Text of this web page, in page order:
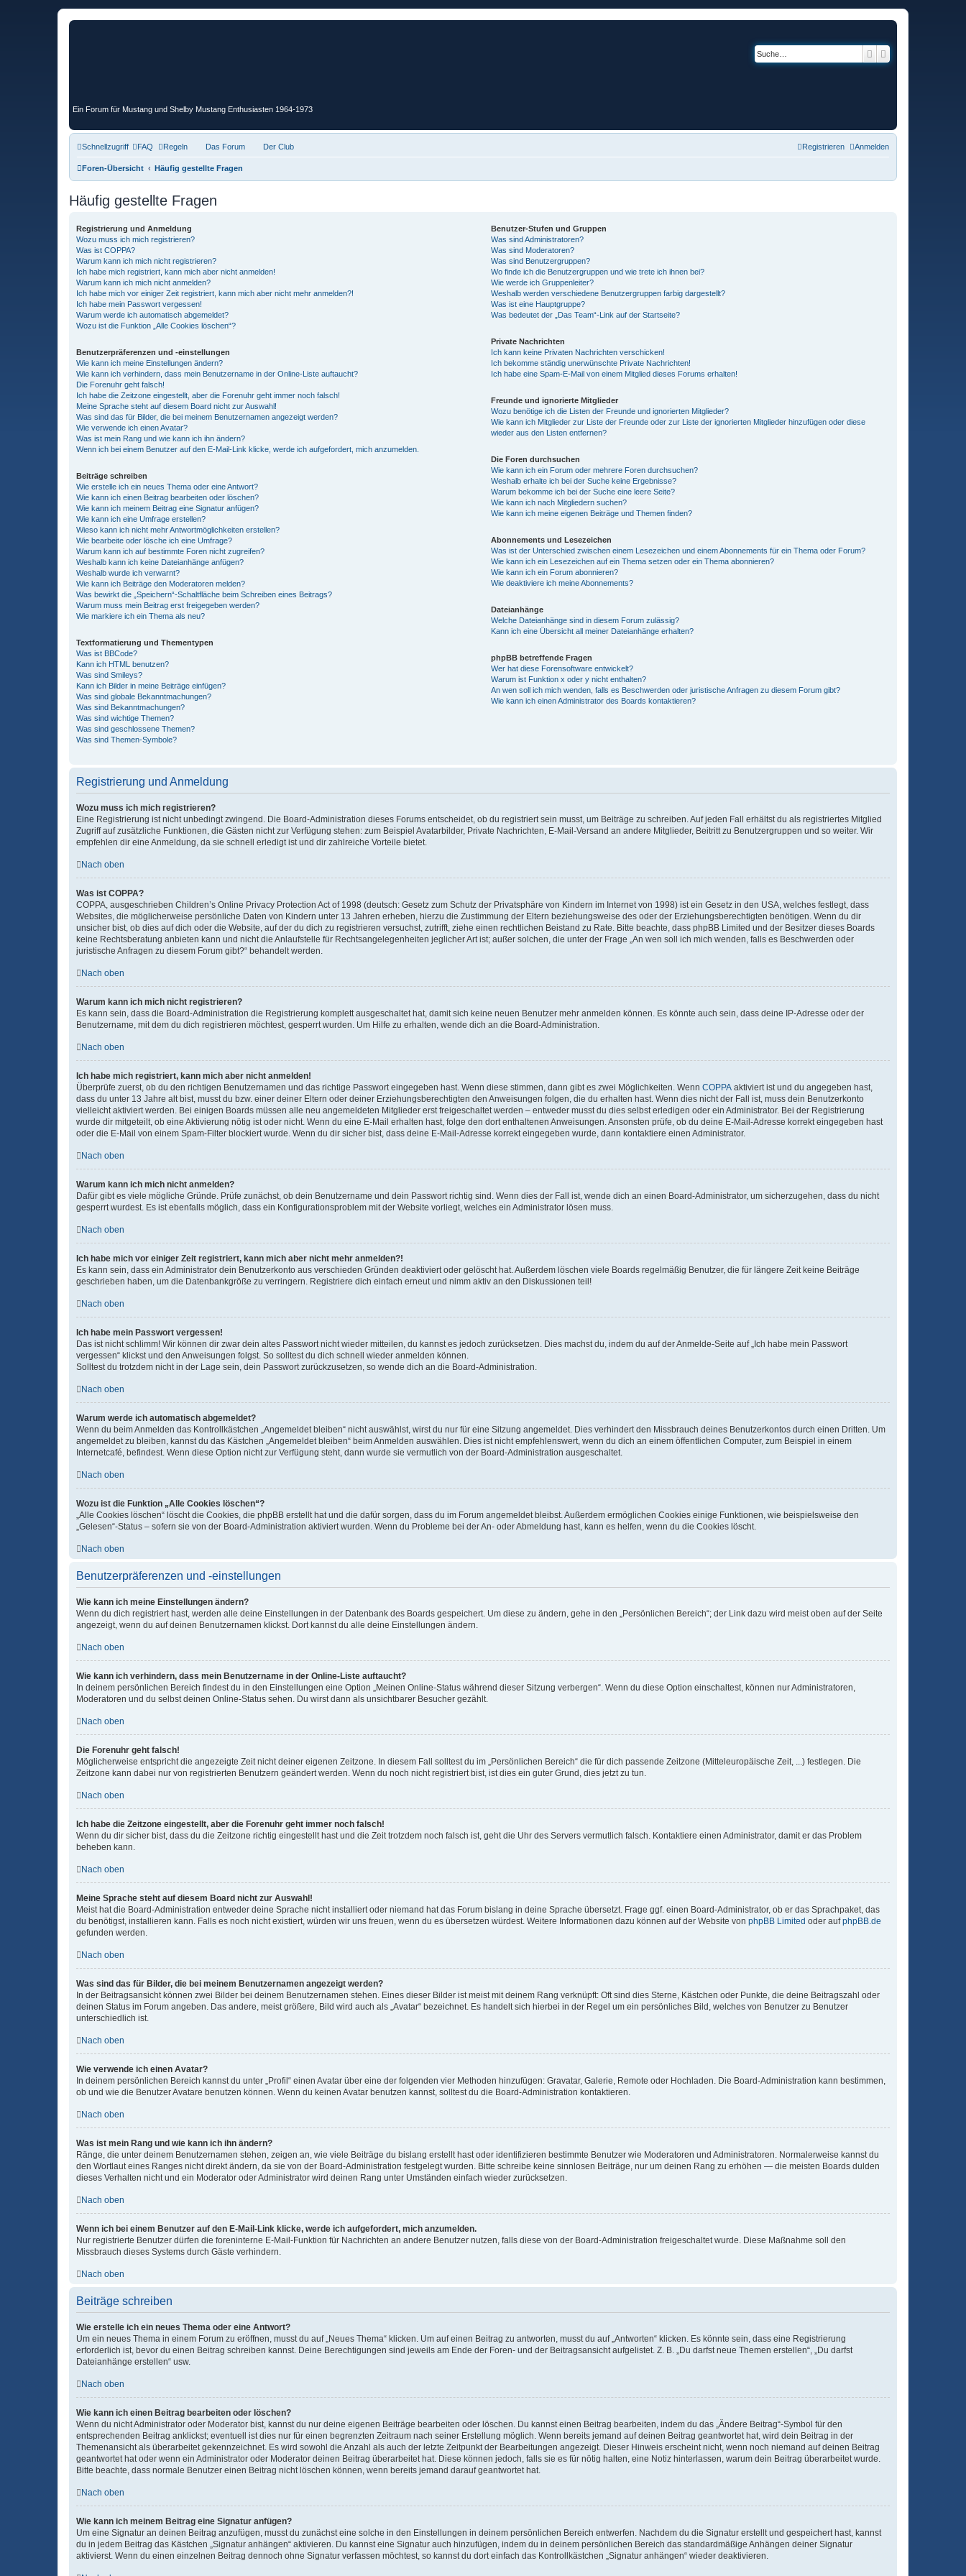
Ein Forum für Mustang und Shelby Mustang Enthusiasten 1964-1973
Suche
Schnellzugriff FAQ Regeln Das Forum Der Club Anmelden
Registrieren
Foren-Übersicht Häufig gestellte Fragen
Häufig gestellte Fragen
Registrierung und Anmeldung
Wozu muss ich mich registrieren?
Was ist COPPA?
Warum kann ich mich nicht registrieren?
Ich habe mich registriert, kann mich aber nicht anmelden!
Warum kann ich mich nicht anmelden?
Ich habe mich vor einiger Zeit registriert, kann mich aber nicht mehr anmelden?!
Ich habe mein Passwort vergessen!
Warum werde ich automatisch abgemeldet?
Wozu ist die Funktion „Alle Cookies löschen“?
Benutzerpräferenzen und -einstellungen
Wie kann ich meine Einstellungen ändern?
Wie kann ich verhindern, dass mein Benutzername in der Online-Liste auftaucht?
Die Forenuhr geht falsch!
Ich habe die Zeitzone eingestellt, aber die Forenuhr geht immer noch falsch!
Meine Sprache steht auf diesem Board nicht zur Auswahl!
Was sind das für Bilder, die bei meinem Benutzernamen angezeigt werden?
Wie verwende ich einen Avatar?
Was ist mein Rang und wie kann ich ihn ändern?
Wenn ich bei einem Benutzer auf den E-Mail-Link klicke, werde ich aufgefordert, mich anzumelden.
Beiträge schreiben
Wie erstelle ich ein neues Thema oder eine Antwort?
Wie kann ich einen Beitrag bearbeiten oder löschen?
Wie kann ich meinem Beitrag eine Signatur anfügen?
Wie kann ich eine Umfrage erstellen?
Wieso kann ich nicht mehr Antwortmöglichkeiten erstellen?
Wie bearbeite oder lösche ich eine Umfrage?
Warum kann ich auf bestimmte Foren nicht zugreifen?
Weshalb kann ich keine Dateianhänge anfügen?
Weshalb wurde ich verwarnt?
Wie kann ich Beiträge den Moderatoren melden?
Was bewirkt die „Speichern“-Schaltfläche beim Schreiben eines Beitrags?
Warum muss mein Beitrag erst freigegeben werden?
Wie markiere ich ein Thema als neu?
Textformatierung und Thementypen
Was ist BBCode?
Kann ich HTML benutzen?
Was sind Smileys?
Kann ich Bilder in meine Beiträge einfügen?
Was sind globale Bekanntmachungen?
Was sind Bekanntmachungen?
Was sind wichtige Themen?
Was sind geschlossene Themen?
Was sind Themen-Symbole?
Benutzer-Stufen und Gruppen
Was sind Administratoren?
Was sind Moderatoren?
Was sind Benutzergruppen?
Wo finde ich die Benutzergruppen und wie trete ich ihnen bei?
Wie werde ich Gruppenleiter?
Weshalb werden verschiedene Benutzergruppen farbig dargestellt?
Was ist eine Hauptgruppe?
Was bedeutet der „Das Team“-Link auf der Startseite?
Private Nachrichten
Ich kann keine Privaten Nachrichten verschicken!
Ich bekomme ständig unerwünschte Private Nachrichten!
Ich habe eine Spam-E-Mail von einem Mitglied dieses Forums erhalten!
Freunde und ignorierte Mitglieder
Wozu benötige ich die Listen der Freunde und ignorierten Mitglieder?
Wie kann ich Mitglieder zur Liste der Freunde oder zur Liste der ignorierten Mitglieder hinzufügen oder diese
wieder aus den Listen entfernen?
Die Foren durchsuchen
Wie kann ich ein Forum oder mehrere Foren durchsuchen?
Weshalb erhalte ich bei der Suche keine Ergebnisse?
Warum bekomme ich bei der Suche eine leere Seite?
Wie kann ich nach Mitgliedern suchen?
Wie kann ich meine eigenen Beiträge und Themen finden?
Abonnements und Lesezeichen
Was ist der Unterschied zwischen einem Lesezeichen und einem Abonnements für ein Thema oder Forum?
Wie kann ich ein Lesezeichen auf ein Thema setzen oder ein Thema abonnieren?
Wie kann ich ein Forum abonnieren?
Wie deaktiviere ich meine Abonnements?
Dateianhänge
Welche Dateianhänge sind in diesem Forum zulässig?
Kann ich eine Übersicht all meiner Dateianhänge erhalten?
phpBB betreffende Fragen
Wer hat diese Forensoftware entwickelt?
Warum ist Funktion x oder y nicht enthalten?
An wen soll ich mich wenden, falls es Beschwerden oder juristische Anfragen zu diesem Forum gibt?
Wie kann ich einen Administrator des Boards kontaktieren?
Registrierung und Anmeldung
Wozu muss ich mich registrieren?
Eine Registrierung ist nicht unbedingt zwingend. Die Board-Administration dieses Forums entscheidet, ob du registriert sein musst, um Beiträge zu schreiben. Auf jeden Fall erhältst du als registriertes Mitglied
Zugriff auf zusätzliche Funktionen, die Gästen nicht zur Verfügung stehen: zum Beispiel Avatarbilder, Private Nachrichten, E-Mail-Versand an andere Mitglieder, Beitritt zu Benutzergruppen und so weiter. Wir
empfehlen dir eine Anmeldung, da sie schnell erledigt ist und dir zahlreiche Vorteile bietet.
Nach oben
Was ist COPPA?
COPPA, ausgeschrieben Children’s Online Privacy Protection Act of 1998 (deutsch: Gesetz zum Schutz der Privatsphäre von Kindern im Internet von 1998) ist ein Gesetz in den USA, welches festlegt, dass
Websites, die möglicherweise persönliche Daten von Kindern unter 13 Jahren erheben, hierzu die Zustimmung der Eltern beziehungsweise des oder der Erziehungsberechtigten benötigen. Wenn du dir
unsicher bist, ob dies auf dich oder die Website, auf der du dich zu registrieren versuchst, zutrifft, ziehe einen rechtlichen Beistand zu Rate. Bitte beachte, dass phpBB Limited und der Besitzer dieses Boards
keine Rechtsberatung anbieten kann und nicht die Anlaufstelle für Rechtsangelegenheiten jeglicher Art ist; außer solchen, die unter der Frage „An wen soll ich mich wenden, falls es Beschwerden oder
juristische Anfragen zu diesem Forum gibt?“ behandelt werden.
Nach oben
Warum kann ich mich nicht registrieren?
Es kann sein, dass die Board-Administration die Registrierung komplett ausgeschaltet hat, damit sich keine neuen Benutzer mehr anmelden können. Es könnte auch sein, dass deine IP-Adresse oder der
Benutzername, mit dem du dich registrieren möchtest, gesperrt wurden. Um Hilfe zu erhalten, wende dich an die Board-Administration.
Nach oben
Ich habe mich registriert, kann mich aber nicht anmelden!
Überprüfe zuerst, ob du den richtigen Benutzernamen und das richtige Passwort eingegeben hast. Wenn diese stimmen, dann gibt es zwei Möglichkeiten. Wenn COPPA aktiviert ist und du angegeben hast,
dass du unter 13 Jahre alt bist, musst du bzw. einer deiner Eltern oder deiner Erziehungsberechtigten den Anweisungen folgen, die du erhalten hast. Wenn dies nicht der Fall ist, muss dein Benutzerkonto
vielleicht aktiviert werden. Bei einigen Boards müssen alle neu angemeldeten Mitglieder erst freigeschaltet werden – entweder musst du dies selbst erledigen oder ein Administrator. Bei der Registrierung
wurde dir mitgeteilt, ob eine Aktivierung nötig ist oder nicht. Wenn du eine E-Mail erhalten hast, folge den dort enthaltenen Anweisungen. Ansonsten prüfe, ob du deine E-Mail-Adresse korrekt eingegeben hast
oder die E-Mail von einem Spam-Filter blockiert wurde. Wenn du dir sicher bist, dass deine E-Mail-Adresse korrekt eingegeben wurde, dann kontaktiere einen Administrator.
Nach oben
Warum kann ich mich nicht anmelden?
Dafür gibt es viele mögliche Gründe. Prüfe zunächst, ob dein Benutzername und dein Passwort richtig sind. Wenn dies der Fall ist, wende dich an einen Board-Administrator, um sicherzugehen, dass du nicht
gesperrt wurdest. Es ist ebenfalls möglich, dass ein Konfigurationsproblem mit der Website vorliegt, welches ein Administrator lösen muss.
Nach oben
Ich habe mich vor einiger Zeit registriert, kann mich aber nicht mehr anmelden?!
Es kann sein, dass ein Administrator dein Benutzerkonto aus verschieden Gründen deaktiviert oder gelöscht hat. Außerdem löschen viele Boards regelmäßig Benutzer, die für längere Zeit keine Beiträge
geschrieben haben, um die Datenbankgröße zu verringern. Registriere dich einfach erneut und nimm aktiv an den Diskussionen teil!
Nach oben
Ich habe mein Passwort vergessen!
Das ist nicht schlimm! Wir können dir zwar dein altes Passwort nicht wieder mitteilen, du kannst es jedoch zurücksetzen. Dies machst du, indem du auf der Anmelde-Seite auf „Ich habe mein Passwort
vergessen“ klickst und den Anweisungen folgst. So solltest du dich schnell wieder anmelden können.
Solltest du trotzdem nicht in der Lage sein, dein Passwort zurückzusetzen, so wende dich an die Board-Administration.
Nach oben
Warum werde ich automatisch abgemeldet?
Wenn du beim Anmelden das Kontrollkästchen „Angemeldet bleiben“ nicht auswählst, wirst du nur für eine Sitzung angemeldet. Dies verhindert den Missbrauch deines Benutzerkontos durch einen Dritten. Um
angemeldet zu bleiben, kannst du das Kästchen „Angemeldet bleiben“ beim Anmelden auswählen. Dies ist nicht empfehlenswert, wenn du dich an einem öffentlichen Computer, zum Beispiel in einem
Internetcafé, befindest. Wenn diese Option nicht zur Verfügung steht, dann wurde sie vermutlich von der Board-Administration ausgeschaltet.
Nach oben
Wozu ist die Funktion „Alle Cookies löschen“?
„Alle Cookies löschen“ löscht die Cookies, die phpBB erstellt hat und die dafür sorgen, dass du im Forum angemeldet bleibst. Außerdem ermöglichen Cookies einige Funktionen, wie beispielsweise den
„Gelesen“-Status – sofern sie von der Board-Administration aktiviert wurden. Wenn du Probleme bei der An- oder Abmeldung hast, kann es helfen, wenn du die Cookies löscht.
Nach oben
Benutzerpräferenzen und -einstellungen
Wie kann ich meine Einstellungen ändern?
Wenn du dich registriert hast, werden alle deine Einstellungen in der Datenbank des Boards gespeichert. Um diese zu ändern, gehe in den „Persönlichen Bereich“; der Link dazu wird meist oben auf der Seite
angezeigt, wenn du auf deinen Benutzernamen klickst. Dort kannst du alle deine Einstellungen ändern.
Nach oben
Wie kann ich verhindern, dass mein Benutzername in der Online-Liste auftaucht?
In deinem persönlichen Bereich findest du in den Einstellungen eine Option „Meinen Online-Status während dieser Sitzung verbergen“. Wenn du diese Option einschaltest, können nur Administratoren,
Moderatoren und du selbst deinen Online-Status sehen. Du wirst dann als unsichtbarer Besucher gezählt.
Nach oben
Die Forenuhr geht falsch!
Möglicherweise entspricht die angezeigte Zeit nicht deiner eigenen Zeitzone. In diesem Fall solltest du im „Persönlichen Bereich“ die für dich passende Zeitzone (Mitteleuropäische Zeit, ...) festlegen. Die
Zeitzone kann dabei nur von registrierten Benutzern geändert werden. Wenn du noch nicht registriert bist, ist dies ein guter Grund, dies jetzt zu tun.
Nach oben
Ich habe die Zeitzone eingestellt, aber die Forenuhr geht immer noch falsch!
Wenn du dir sicher bist, dass du die Zeitzone richtig eingestellt hast und die Zeit trotzdem noch falsch ist, geht die Uhr des Servers vermutlich falsch. Kontaktiere einen Administrator, damit er das Problem
beheben kann.
Nach oben
Meine Sprache steht auf diesem Board nicht zur Auswahl!
Meist hat die Board-Administration entweder deine Sprache nicht installiert oder niemand hat das Forum bislang in deine Sprache übersetzt. Frage ggf. einen Board-Administrator, ob er das Sprachpaket, das
du benötigst, installieren kann. Falls es noch nicht existiert, würden wir uns freuen, wenn du es übersetzen würdest. Weitere Informationen dazu können auf der Website von phpBB Limited oder aufphpBB.de
gefunden werden.
Nach oben
Was sind das für Bilder, die bei meinem Benutzernamen angezeigt werden?
In der Beitragsansicht können zwei Bilder bei deinem Benutzernamen stehen. Eines dieser Bilder ist meist mit deinem Rang verknüpft: Oft sind dies Sterne, Kästchen oder Punkte, die deine Beitragszahl oder
deinen Status im Forum angeben. Das andere, meist größere, Bild wird auch als „Avatar“ bezeichnet. Es handelt sich hierbei in der Regel um ein persönliches Bild, welches von Benutzer zu Benutzer
unterschiedlich ist.
Nach oben
Wie verwende ich einen Avatar?
In deinem persönlichen Bereich kannst du unter „Profil“ einen Avatar über eine der folgenden vier Methoden hinzufügen: Gravatar, Galerie, Remote oder Hochladen. Die Board-Administration kann bestimmen,
ob und wie die Benutzer Avatare benutzen können. Wenn du keinen Avatar benutzen kannst, solltest du die Board-Administration kontaktieren.
Nach oben
Was ist mein Rang und wie kann ich ihn ändern?
Ränge, die unter deinem Benutzernamen stehen, zeigen an, wie viele Beiträge du bislang erstellt hast oder identifizieren bestimmte Benutzer wie Moderatoren und Administratoren. Normalerweise kannst du
den Wortlaut eines Ranges nicht direkt ändern, da sie von der Board-Administration festgelegt wurden. Bitte schreibe keine sinnlosen Beiträge, nur um deinen Rang zu erhöhen — die meisten Boards dulden
dieses Verhalten nicht und ein Moderator oder Administrator wird deinen Rang unter Umständen einfach wieder zurücksetzen.
Nach oben
Wenn ich bei einem Benutzer auf den E-Mail-Link klicke, werde ich aufgefordert, mich anzumelden.
Nur registrierte Benutzer dürfen die foreninterne E-Mail-Funktion für Nachrichten an andere Benutzer nutzen, falls diese von der Board-Administration freigeschaltet wurde. Diese Maßnahme soll den
Missbrauch dieses Systems durch Gäste verhindern.
Nach oben
Beiträge schreiben
Wie erstelle ich ein neues Thema oder eine Antwort?
Um ein neues Thema in einem Forum zu eröffnen, musst du auf „Neues Thema“ klicken. Um auf einen Beitrag zu antworten, musst du auf „Antworten“ klicken. Es könnte sein, dass eine Registrierung
erforderlich ist, bevor du einen Beitrag schreiben kannst. Deine Berechtigungen sind jeweils am Ende der Foren- und der Beitragsansicht aufgelistet. Z. B. „Du darfst neue Themen erstellen“, „Du darfst
Dateianhänge erstellen“ usw.
Nach oben
Wie kann ich einen Beitrag bearbeiten oder löschen?
Wenn du nicht Administrator oder Moderator bist, kannst du nur deine eigenen Beiträge bearbeiten oder löschen. Du kannst einen Beitrag bearbeiten, indem du das „Ändere Beitrag“-Symbol für den
entsprechenden Beitrag anklickst; eventuell ist dies nur für einen begrenzten Zeitraum nach seiner Erstellung möglich. Wenn bereits jemand auf deinen Beitrag geantwortet hat, wird dein Beitrag in der
Themenansicht als überarbeitet gekennzeichnet. Es wird sowohl die Anzahl als auch der letzte Zeitpunkt der Bearbeitungen angezeigt. Dieser Hinweis erscheint nicht, wenn noch niemand auf deinen Beitrag
geantwortet hat oder wenn ein Administrator oder Moderator deinen Beitrag überarbeitet hat. Diese können jedoch, falls sie es für nötig halten, eine Notiz hinterlassen, warum dein Beitrag überarbeitet wurde.
Bitte beachte, dass normale Benutzer einen Beitrag nicht löschen können, wenn bereits jemand darauf geantwortet hat.
Nach oben
Wie kann ich meinem Beitrag eine Signatur anfügen?
Um eine Signatur an deinen Beitrag anzufügen, musst du zunächst eine solche in den Einstellungen in deinem persönlichen Bereich entwerfen. Nachdem du die Signatur erstellt und gespeichert hast, kannst
du in jedem Beitrag das Kästchen „Signatur anhängen“ aktivieren. Du kannst eine Signatur auch hinzufügen, indem du in deinem persönlichen Bereich das standardmäßige Anhängen deiner Signatur
aktivierst. Wenn du einen einzelnen Beitrag dennoch ohne Signatur verfassen möchtest, so kannst du dort einfach das Kontrollkästchen „Signatur anhängen“ wieder deaktivieren.